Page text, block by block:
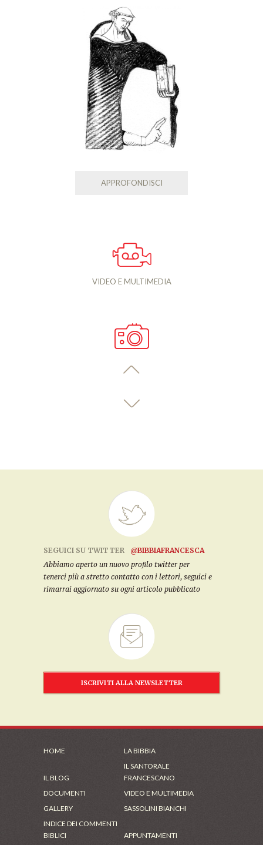
APPROFONDISCI
VIDEO E MULTIMEDIA
SEGUICI SU TWITTER
@BIBBIAFRANCESCA
Abbiamo aperto un nuovo profilo twitter per
tenerci più a stretto contatto con i lettori, seguici e
rimarrai aggiornato su ogni articolo pubblicato
ISCRIVITI ALLA NEWSLETTER
HOME LA BIBBIA
IL BLOG
IL SANTORALE
FRANCESCANO
DOCUMENTI
VIDEO E MULTIMEDIA
GALLERY
SASSOLINI BIANCHI
INDICE DEI COMMENTI
BIBLICI
APPUNTAMENTI